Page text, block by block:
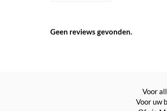
Geen reviews gevonden.
Voor
Voor uw